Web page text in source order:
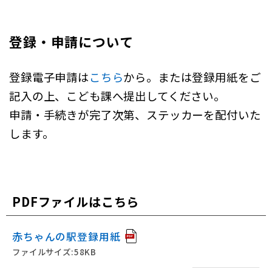
登録・申請について
登録電子申請はこちらから。または登録用紙をご
記入の上、こども課へ提出してください。
申請・手続きが完了次第、ステッカーを配付いた
します。
PDFファイルはこちら
赤ちゃんの駅登録用紙
ファイルサイズ:58KB